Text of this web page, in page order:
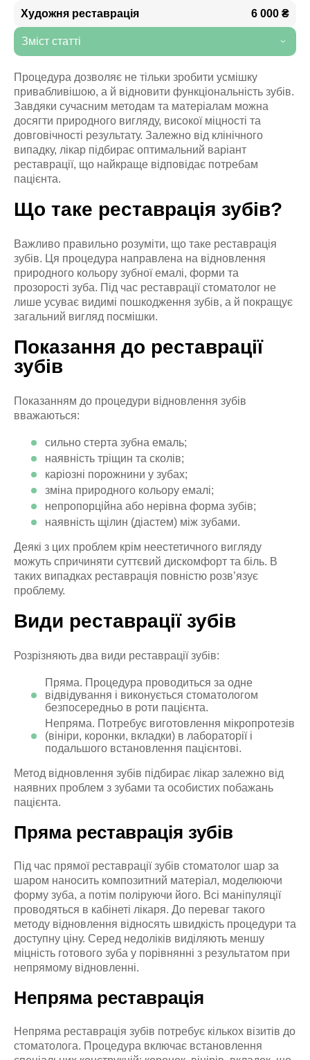
Художня реставрація 6 000 ₴
Зміст статті
Процедура дозволяє не тільки зробити усмішку
привабливішою, а й відновити функціональність зубів.
Завдяки сучасним методам та матеріалам можна
досягти природного вигляду, високої міцності та
довговічності результату. Залежно від клінічного
випадку, лікар підбирає оптимальний варіант
реставрації, що найкраще відповідає потребам
пацієнта.
Що таке реставрація зубів?
Важливо правильно розуміти, що таке реставрація
зубів. Ця процедура направлена на відновлення
природного кольору зубної емалі, форми та
прозорості зуба. Під час реставрації стоматолог не
лише усуває видимі пошкодження зубів, а й покращує
загальний вигляд посмішки.
Показання до реставрації
зубів
Показанням до процедури відновлення зубів
вважаються:
сильно стерта зубна емаль;
наявність тріщин та сколів;
каріозні порожнини у зубах;
зміна природного кольору емалі;
непропорційна або нерівна форма зубів;
наявність щілин (діастем) між зубами.
Деякі з цих проблем крім неестетичного вигляду
можуть спричиняти суттєвий дискомфорт та біль. В
таких випадках реставрація повністю розв’язує
проблему.
Види реставрації зубів
Розрізняють два види реставрації зубів:
Пряма. Процедура проводиться за одне
відвідування і виконується стоматологом
безпосередньо в роти пацієнта.
Непряма. Потребує виготовлення мікропротезів
(вініри, коронки, вкладки) в лабораторії і
подальшого встановлення пацієнтові.
Метод відновлення зубів підбирає лікар залежно від
наявних проблем з зубами та особистих побажань
пацієнта.
Пряма реставрація зубів
Під час прямої реставрації зубів стоматолог шар за
шаром наносить композитний матеріал, моделюючи
форму зуба, а потім поліруючи його. Всі маніпуляції
проводяться в кабінеті лікаря. До переваг такого
методу відновлення відносять швидкість процедури та
доступну ціну. Серед недоліків виділяють меншу
міцність готового зуба у порівнянні з результатом при
непрямому відновленні.
Непряма реставрація
Непряма реставрація зубів потребує кількох візитів до
стоматолога. Процедура включає встановлення